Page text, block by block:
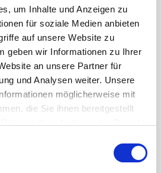
um Inhalte und Anzeigen zu
für soziale Medien anbieten
auf unsere Website zu
geben wir Informationen zu Ihrer
an unsere Partner für
und Analysen weiter. Unsere
möglicherweise mit
die Sie ihnen bereitgestellt
finden
JZ0200372
Stahl
70 mm
2 mm
zum Produkt